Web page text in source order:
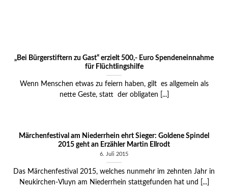
„Bei Bürgerstiftern zu Gast“ erzielt 500,- Euro Spendeneinnahme
für Flüchtlingshilfe
Wenn Menschen etwas zu feiern haben, gilt es allgemein als
nette Geste, statt der obligaten [...]
Märchenfestival am Niederrhein ehrt Sieger: Goldene Spindel
2015 geht an Erzähler Martin Ellrodt
6. Juli 2015
Das Märchenfestival 2015, welches nunmehr im zehnten Jahr in
Neukirchen-Vluyn am Niederrhein stattgefunden hat und [...]